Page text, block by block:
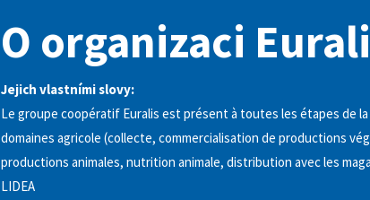
O organizaci
Jejich vlastními slovy:
Le groupe coopératif Euralis est présent à toutes les étapes de
domaines agricole (collecte, commercialisation de productions
productions animales, nutrition animale, distribution avec les
LIDEA